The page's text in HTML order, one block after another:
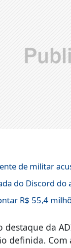
de militar
do Discord do
R$ 55,4
destaque da
definida.